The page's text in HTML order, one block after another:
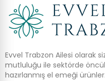
Evvel Trabzon Ailesi olarak
mutluluğu ile sektörde
hazırlanmış el emeği